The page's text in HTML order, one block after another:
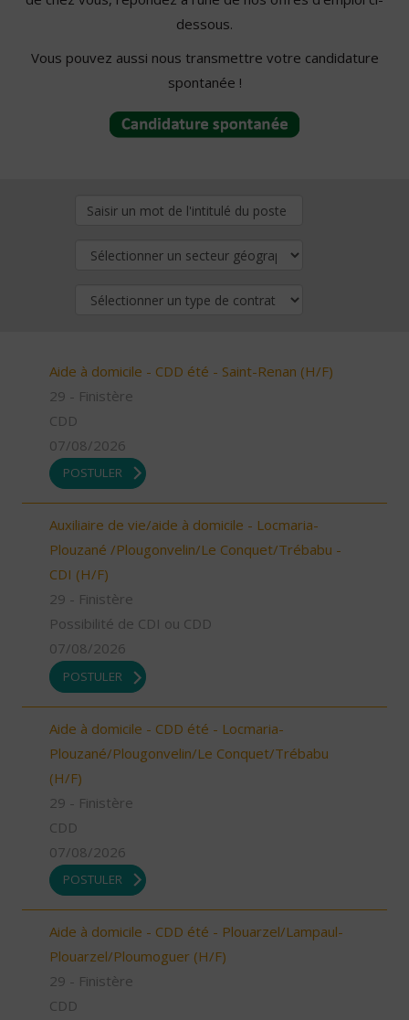
dessous.
Vous pouvez aussi nous transmettre votre candidature
spontanée !
Aide à domicile - CDD été - Saint-Renan (H/F)
29 - Finistère
CDD
07/08/2026
POSTULER
Auxiliaire de vie/aide à domicile - Locmaria-
Plouzané /Plougonvelin/Le Conquet/Trébabu -
CDI (H/F)
29 - Finistère
Possibilité de CDI ou CDD
07/08/2026
POSTULER
Aide à domicile - CDD été - Locmaria-
Plouzané/Plougonvelin/Le Conquet/Trébabu
(H/F)
29 - Finistère
CDD
07/08/2026
POSTULER
Aide à domicile - CDD été - Plouarzel/Lampaul-
Plouarzel/Ploumoguer (H/F)
29 - Finistère
CDD